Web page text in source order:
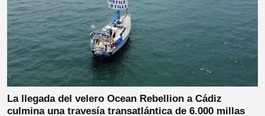
La llegada del velero Ocean Rebellion a Cádiz
culmina una travesía transatlántica de 6.000 millas